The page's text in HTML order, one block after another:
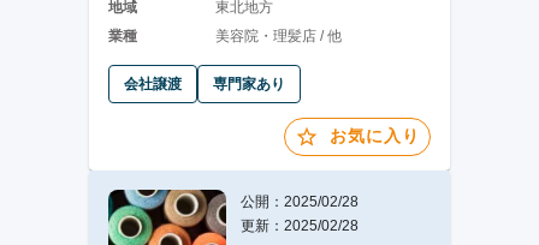
地域
東北地方
業種
美容院・理髪店 / 他
会社譲渡 専門家あり
お気に入り
公開：2025/02/28
更新：2025/02/28